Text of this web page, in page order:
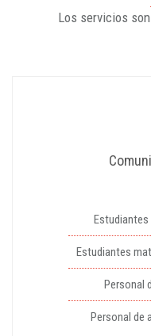
Los servicios
Estudiantes
Personal
Personal de